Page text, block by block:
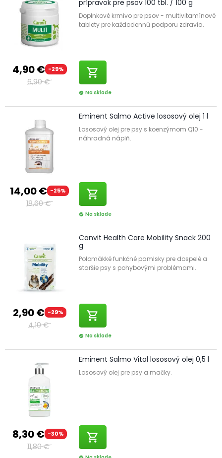
4,90 € -29%
6,90 €
prípravok pre psov 100 tbl. / 100 g
Doplnkové krmivo pre psov - multivitamínové
tablety pre každodennú podporu zdravia.
shopping_cart
check_circle Na sklade
14,00 € -25%
18,60 €
Eminent Salmo Active lososový olej 1 l
Lososový olej pre psy s koenzýmom Q10 -
náhradná náplň.
shopping_cart
check_circle Na sklade
2,90 € -29%
4,10 €
Canvit Health Care Mobility Snack 200
g
Polomäkké funkčné pamlsky pre dospelé a
staršie psy s pohybovými problémami.
shopping_cart
check_circle Na sklade
8,30 € -30%
11,80 €
Eminent Salmo Vital lososový olej 0,5 l
Lososový olej pre psy a mačky.
shopping_cart